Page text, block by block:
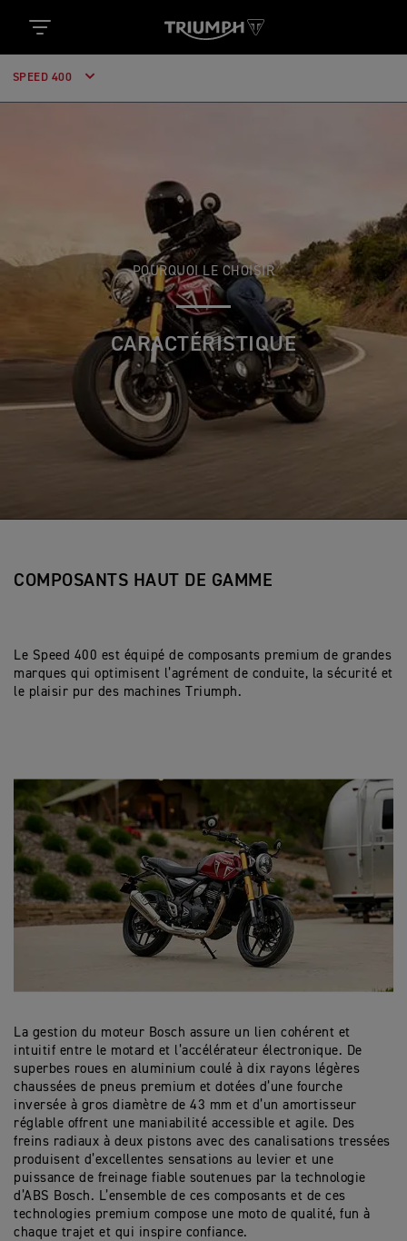
SPEED 400
POURQUOI LE CHOISIR
CARACTÉRISTIQUE
COMPOSANTS HAUT DE GAMME
Le Speed 400 est équipé de composants premium de grandes
marques qui optimisent l’agrément de conduite, la sécurité et
le plaisir pur des machines Triumph.
La gestion du moteur Bosch assure un lien cohérent et
intuitif entre le motard et l’accélérateur électronique. De
superbes roues en aluminium coulé à dix rayons légères
chaussées de pneus premium et dotées d’une fourche
inversée à gros diamètre de 43 mm et d’un amortisseur
réglable offrent une maniabilité accessible et agile. Des
freins radiaux à deux pistons avec des canalisations tressées
produisent d’excellentes sensations au levier et une
puissance de freinage fiable soutenues par la technologie
d’ABS Bosch. L’ensemble de ces composants et de ces
technologies premium compose une moto de qualité, fun à
chaque trajet et qui inspire confiance.